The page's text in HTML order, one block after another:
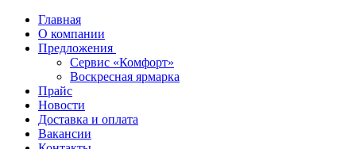
Главная
О компании
Предложения
Сервис «Комфорт»
Воскресная ярмарка
Прайс
Новости
Доставка и оплата
Вакансии